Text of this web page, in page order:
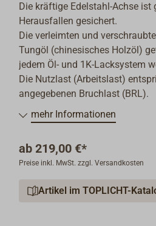
Die kräftige Edelstahl-Achse ist
Herausfallen gesichert.
Die verleimten und
Tungöl (chinesisches Holzöl)
jedem Öl- und 1K-Lacksystem
Die Nutzlast (Arbeitslast)
angegebenen Bruchlast (BRL).
mehr Informationen
ab 219,00 €*
Preise inkl. MwSt. zzgl. Versandkosten
Artikel im TOPLICHT-